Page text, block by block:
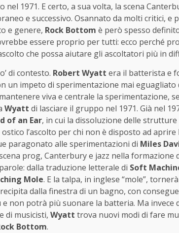
nel 1971. E certo, a sua volta, la scena
e successivo. Osannato da molti critici, e
e genere, Rock Bottom è però spesso
essere proprio per tutti: ecco perché
che possa aiutare gli ascoltatori più in
di contesto. Robert Wyatt era il batterista e
un impeto di sperimentazione mai
viva e centrale la sperimentazione,
Wyatt di lasciare il gruppo nel 1971. Già nel
of an Ear, in cui la dissoluzione delle
l’ascolto per chi non è disposto ad aprire
paragonato alle sperimentazioni di Miles
prog, Canterbury e jazz nella formazione
dalla traduzione letterale di Soft
Mole. E la talpa, in inglese “mole”,
dalla finestra di un bagno, con
e non potrà più suonare la batteria. Ma invece
di musicisti, Wyatt trova nuovi modi di fare
Bottom.